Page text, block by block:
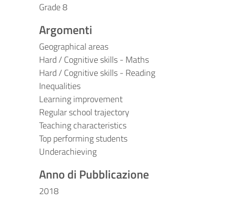
Grade 8
Argomenti
Geographical areas
Hard / Cognitive skills - Maths
Hard / Cognitive skills - Reading
Inequalities
Learning improvement
Regular school trajectory
Teaching characteristics
Top performing students
Underachieving
Anno di Pubblicazione
2018